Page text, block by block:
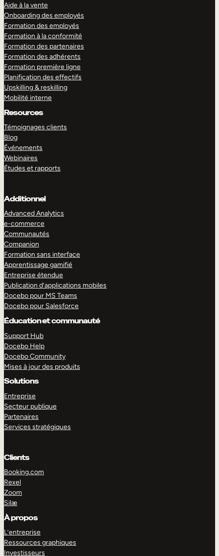
Aide à la vente
Onboarding des employés
Formation des employés
Formation à la conformité
Formation des partenaires
Formation des adhérents
Formation première ligne
Planification des effectifs
Upskilling & reskilling
Mobilité interne
Resources
Témoignages clients
Blog
Événements
Webinaires
Études et rapports
Additionnel
Advanced Analytics
e-commerce
Communautés
Companion
Formation sans interface
Apprentissage gamifié
Entreprise étendue
Publication d’applications mobiles
Docebo pour MS Teams
Docebo pour Salesforce
Éducation et communauté
Support Hub
Docebo Help
Docebo Community
Mises à jour des produits
Solutions
Entreprise
Secteur publique
Partenaires
Services stratégiques
Clients
Booking.com
Rexel
Zoom
Silæ
À propos
L’entreprise
Ressources graphiques
Investisseurs